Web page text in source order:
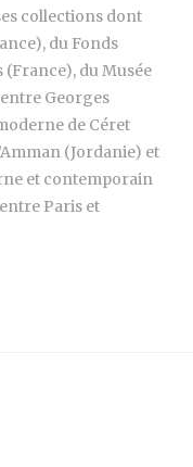
collections dont
du Fonds
du Musée
Georges
de Céret
(Jordanie) et
et contemporain
Paris et